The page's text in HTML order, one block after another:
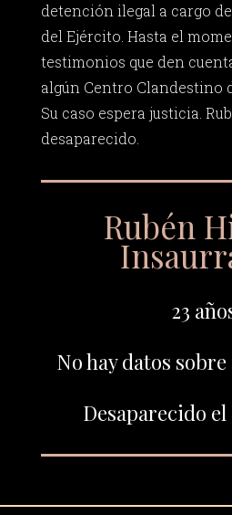
detención ilegal a cargo
del Ejército. Hasta el
testimonios que den
algún Centro Clandestino
Su caso espera justicia.
desaparecido.
Rubén
23
No hay datos
Desaparecido el